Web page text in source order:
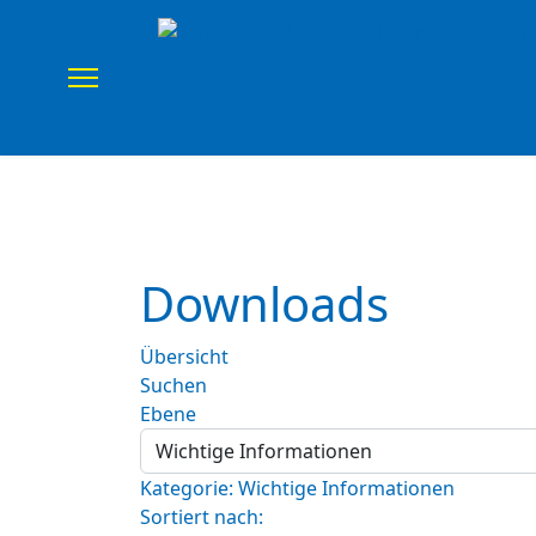
Downloads
Übersicht
Suchen
Ebene
Kategorie: Wichtige Informationen
Sortiert nach: